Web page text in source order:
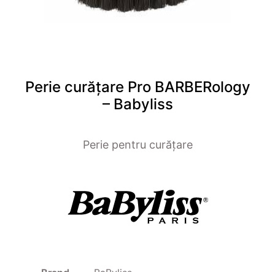
Perie curățare Pro BARBERology
– Babyliss
Perie pentru curățare